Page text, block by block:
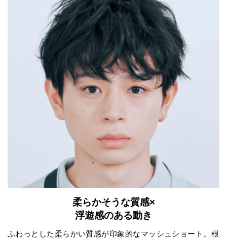
柔らかそうな質感×
浮遊感のある動き
ふわっとした柔らかい質感が印象的なマッシュショート。根